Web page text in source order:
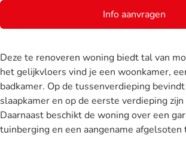
Info aanvragen
Deze te renoveren woning biedt tal van
het gelijkvloers vind je een woonkamer,
badkamer. Op de tussenverdieping bevindt
slaapkamer en op de eerste verdieping
Daarnaast beschikt de woning over een
tuinberging en een aangename afgelsoten